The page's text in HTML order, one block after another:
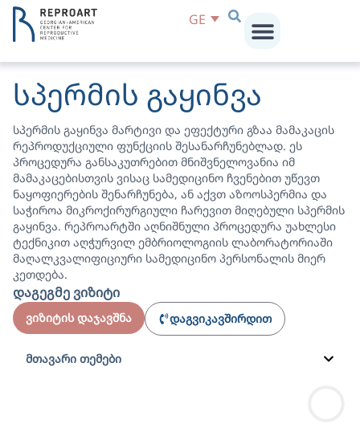
GE
სპერმის გაყინვა
სპერმის გაყინვა მარტივი და ეფექტური გზაა მამაკაცის
რეპროდუქციული ფუნქციის შესანარჩუნებლად. ეს
პროცედურა განსაკუთრებით მნიშვნელოვანია იმ
მამაკაცებისთვის ვისაც სამედიცინო ჩვენებით უწევთ
ნაყოფიერების შენარჩუნება, ან აქვთ აზოოსპერმია და
საჭიროა მიკროქირურგიული ჩარევით მიღებული სპერმის
გაყინვა. რეპროარტში აღნიშნული პროცედურა უახლესი
ტექნიკით აღჭურვილ ემბრიოლოგიის ლაბორატორიაში
მაღალკვალიფიციური სამედიცინო პერსონალის მიერ
კეთდება.
დაგეგმე ვიზიტი
ვიზიტის დაჯავშნა დაგვიკავშირდით
მთავარი თემები